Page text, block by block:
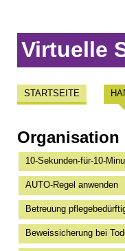
Virtuelle
STARTSEITE
Organisation
10-Sekunden-für-10-
AUTO-Regel anwenden
Betreuung
Beweissicherung bei